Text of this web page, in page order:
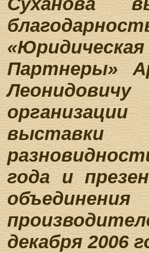
Партнеры»
года и
декабря 2006